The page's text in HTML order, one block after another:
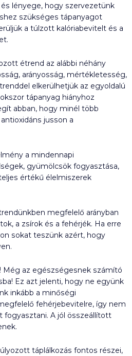
lényege, hogy szervezetünk
szükséges tápanyagot
a túlzott kalóriabevitelt és a
étrend az alábbi néhány
arányosság, mértékletesség,
elkerülhetjük az egyoldalú
tápanyag hiányhoz
abban, hogy minél több
jusson a
a mindennapi
gyümölcsök fogyasztása,
értékű élelmiszerek
megfelelő arányban
a zsírok és a fehérjék. Ha erre
sokat teszünk azért, hogy
az egészségesnek számító
Ez azt jelenti, hogy ne együnk
inkább a minőségi
fehérjebevitelre, így nem
fogyasztani. A jól összeállított
táplálkozás fontos részei,